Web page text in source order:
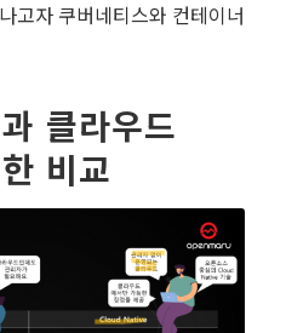
고자 쿠버네티스와 컨테이너
클라우드
비교